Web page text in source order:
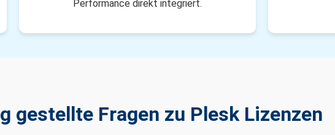
Performance direkt integriert.
gestellte Fragen zu Plesk Lizenzen